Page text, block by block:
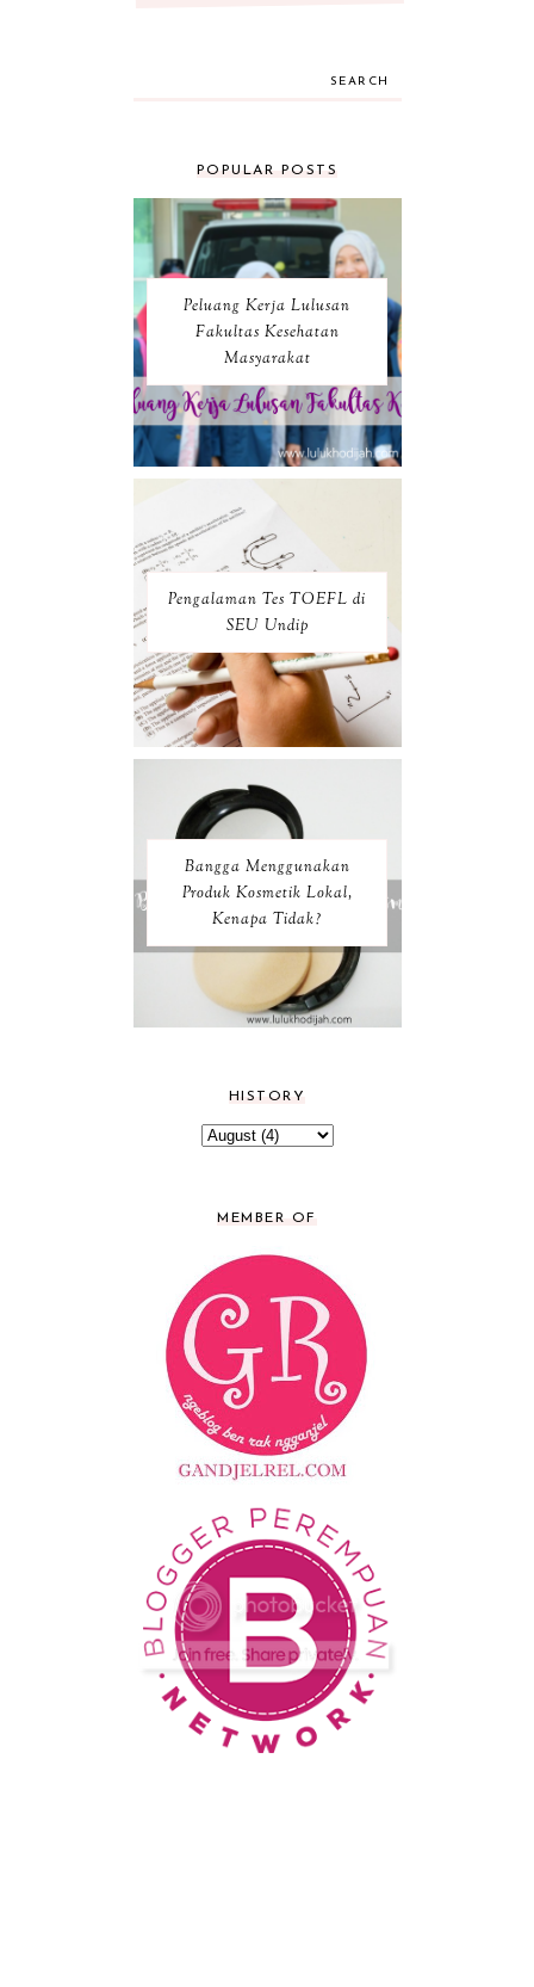
SEARCH
POPULAR POSTS
Peluang Kerja Lulusan
Fakultas Kesehatan
Masyarakat
Pengalaman Tes TOEFL di
SEU Undip
Bangga Menggunakan
Produk Kosmetik Lokal,
Kenapa Tidak?
HISTORY
MEMBER OF